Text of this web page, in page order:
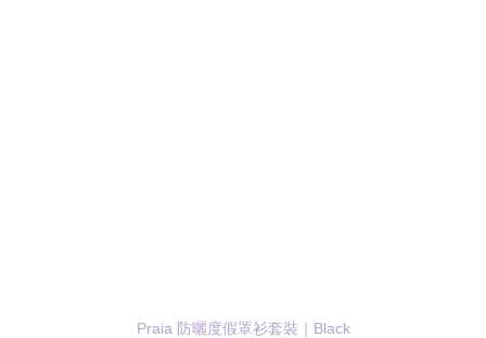
Praia 防曬度假罩衫套裝｜Black